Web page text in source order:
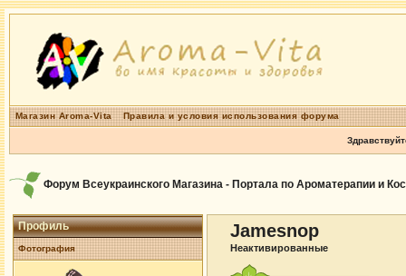
Магазин Aroma-Vita Правила и условия использования форума
Форум Всеукраинского Магазина - Портала по Ароматерапии и
Профиль
Фотография
Jamesnop
Неактивированные